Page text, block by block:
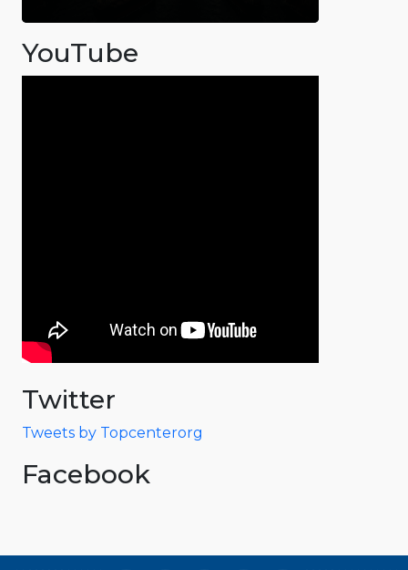
YouTube
Twitter
Tweets by Topcenterorg
Facebook